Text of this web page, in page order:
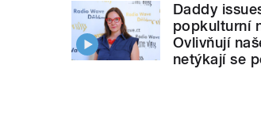
Daddy
popkulturní
Ovlivňují
netýkají se